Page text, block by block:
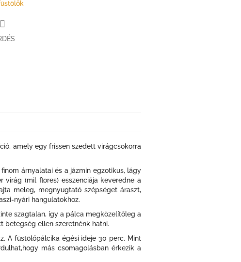
amely egy frissen szedett virágcsokorra
árnyalatai és a jázmin egzotikus, lágy
(mil flores) esszenciája keveredne a
meleg, megnyugtató szépséget áraszt,
nyári hangulatokhoz.
szagtalan, így a pálca megközelítőleg a
betegség ellen szeretnénk hatni.
A füstölőpálcika égési ideje 30 perc. Mint
más csomagolásban érkezik a